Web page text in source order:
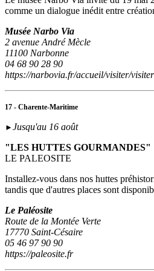
comme un dialogue inédit entre
Musée Narbo Via
2 avenue André Mècle
11100 Narbonne
04 68 90 28 90
https://narbovia.fr/accueil/visiter/
17 - Charente-Maritime
► Jusqu'au 16 août
"LES HUTTES GOURMANDES"
LE PALEOSITE
Installez-vous dans nos huttes
tandis que d'autres places sont
Le Paléosite
Route de la Montée Verte
17770 Saint-Césaire
05 46 97 90 90
https://paleosite.fr